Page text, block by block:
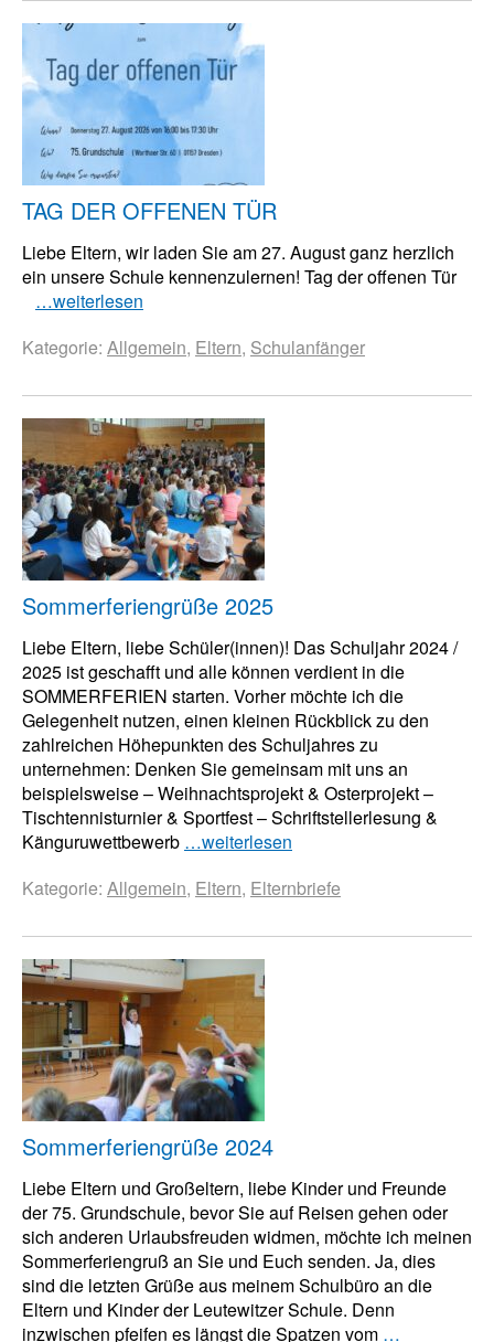
TAG DER OFFENEN TÜR
Liebe Eltern, wir laden Sie am 27. August ganz herzlich
ein unsere Schule kennenzulernen! Tag der offenen Tür
…weiterlesen
Kategorie: Allgemein, Eltern, Schulanfänger
Sommerferiengrüße 2025
Liebe Eltern, liebe Schüler(innen)! Das Schuljahr 2024 /
2025 ist geschafft und alle können verdient in die
SOMMERFERIEN starten. Vorher möchte ich die
Gelegenheit nutzen, einen kleinen Rückblick zu den
zahlreichen Höhepunkten des Schuljahres zu
unternehmen: Denken Sie gemeinsam mit uns an
beispielsweise – Weihnachtsprojekt & Osterprojekt –
Tischtennisturnier & Sportfest – Schriftstellerlesung &
Känguruwettbewerb …weiterlesen
Kategorie: Allgemein, Eltern, Elternbriefe
Sommerferiengrüße 2024
Liebe Eltern und Großeltern, liebe Kinder und Freunde
der 75. Grundschule, bevor Sie auf Reisen gehen oder
sich anderen Urlaubsfreuden widmen, möchte ich meinen
Sommerferiengruß an Sie und Euch senden. Ja, dies
sind die letzten Grüße aus meinem Schulbüro an die
Eltern und Kinder der Leutewitzer Schule. Denn
inzwischen pfeifen es längst die Spatzen vom …